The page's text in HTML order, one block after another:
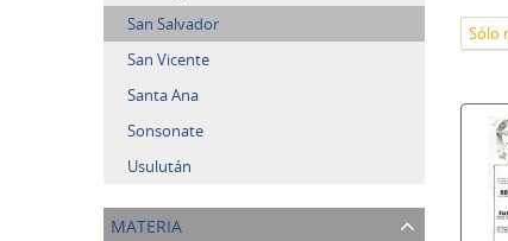
San Salvador
San Vicente
Santa Ana
Sonsonate
Usulután
materia